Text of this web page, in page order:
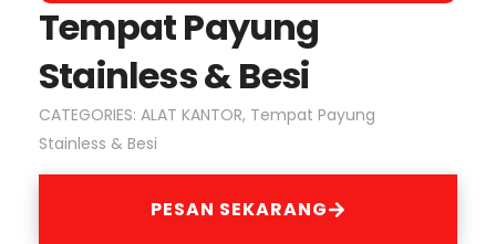
Tempat Payung
Stainless & Besi
CATEGORIES: ALAT KANTOR, Tempat Payung
Stainless & Besi
PESAN SEKARANG